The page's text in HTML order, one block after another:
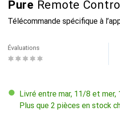
Pure Remote
Télécommande spécifique à
Évaluations
Livré entre mar, 11/8 et mer,
Plus que 2 pièces en stock